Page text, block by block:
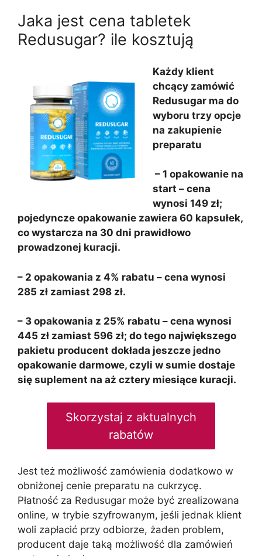
Jaka jest cena tabletek
Redusugar? ile kosztują
Każdy klient
chcący zamówić
Redusugar ma do
wyboru trzy opcje
na zakupienie
preparatu
– 1 opakowanie na
start – cena
wynosi 149 zł;
pojedyncze opakowanie zawiera 60 kapsułek,
co wystarcza na 30 dni prawidłowo
prowadzonej kuracji.
– 2 opakowania z 4% rabatu – cena wynosi
285 zł zamiast 298 zł.
– 3 opakowania z 25% rabatu – cena wynosi
445 zł zamiast 596 zł; do tego największego
pakietu producent dokłada jeszcze jedno
opakowanie darmowe, czyli w sumie dostaje
się suplement na aż cztery miesiące kuracji.
Skorzystaj z aktualnych
rabatów
Jest też możliwość zamówienia dodatkowo w
obniżonej cenie preparatu na cukrzycę.
Płatność za Redusugar może być zrealizowana
online, w trybie szyfrowanym, jeśli jednak klient
woli zapłacić przy odbiorze, żaden problem,
producent daje taką możliwość dla zamówień